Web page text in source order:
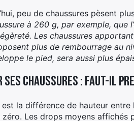
peu de chaussures pèsent
à 260 g, par exemple, que
Les chaussures
plus de rembourrage au
le pied, sera aussi plus
ses chaussures : faut-il
la différence de hauteur
Les drops moyens affichés